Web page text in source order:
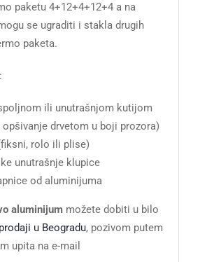
paketu 4+12+4+12+4 a na
se ugraditi i stakla drugih
paketa.
ili unutrašnjom kutijom
opšivanje drvetom u boji prozora)
rolo ili plise)
unutrašnje klupice
od aluminijuma
aluminijummožete dobiti u bilo
u Beogradu, pozivom putem
upita na e-mail